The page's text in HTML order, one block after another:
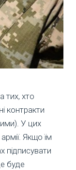
тих, хто
контракти
У цих
Якщо їм
підписувати
буде